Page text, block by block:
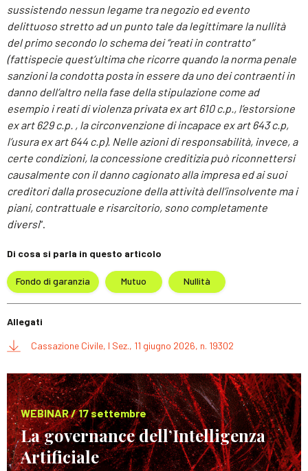
sussistendo nessun legame tra negozio ed evento
delittuoso stretto ad un punto tale da legittimare la nullità
del primo secondo lo schema dei “reati in contratto”
(fattispecie quest’ultima che ricorre quando la norma penale
sanzioni la condotta posta in essere da uno dei contraenti in
danno dell’altro nella fase della stipulazione come ad
esempio i reati di violenza privata ex art 610 c.p., l’estorsione
ex art 629 c.p. , la circonvenzione di incapace ex art 643 c.p,
l’usura ex art 644 c.p). Nelle azioni diresponsabilità, invece, a
certe condizioni, la concessione creditizia può riconnettersi
causalmente con il danno cagionato alla impresa ed ai suoi
creditori dalla prosecuzione della attività dell’insolvente ma i
piani, contrattuale e risarcitorio, sono completamente
diversi“.
Di cosa si parla in questo articolo
Fondo di garanzia Mutuo Nullità
Allegati
Cassazione Civile, I Sez., 11 giugno 2026, n. 19302
WEBINAR / 17 settembre
La governance dell’Intelligenza
Artificiale